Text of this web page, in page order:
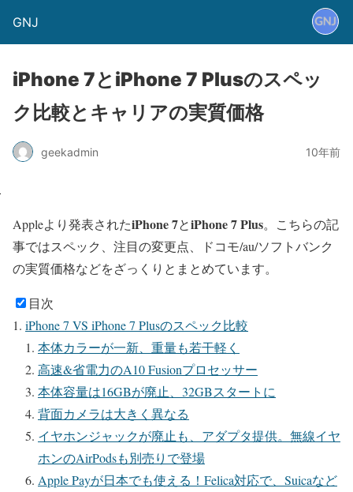
GNJ
iPhone 7とiPhone 7 Plusのスペッ
ク比較とキャリアの実質価格
geekadmin 10年前
Appleより発表されたiPhone 7とiPhone 7 Plus。こちらの記
事ではスペック、注目の変更点、ドコモ/au/ソフトバンク
の実質価格などをざっくりとまとめています。
目次
iPhone 7 VS iPhone 7 Plusのスペック比較
本体カラーが一新、重量も若干軽く
高速&省電力のA10 Fusionプロセッサー
本体容量は16GBが廃止、32GBスタートに
背面カメラは大きく異なる
イヤホンジャックが廃止も、アダプタ提供。無線イヤ
ホンのAirPodsも別売りで登場
Apple Payが日本でも使える！Felica対応で、Suicaなど